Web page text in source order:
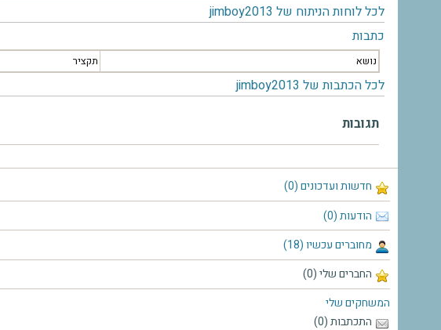
חדשות ועדכונים (0)
הודעות (0)
מחוברים עכשיו (18)
החברים שלי (0)
המשחקים שלי
התכתבות (0)
לכל לוחות הניתוח של jimboy2013
כתבות
נושא תקציר
לכל הכתבות של jimboy2013
תגובות